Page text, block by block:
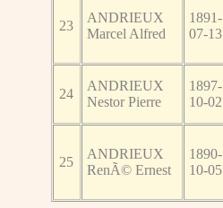
23
ANDRIEUX
Marcel Alfred
1891-
07-13
24
ANDRIEUX
Nestor Pierre
1897-
10-02
25
ANDRIEUX
RenÃ© Ernest
1890-
10-05